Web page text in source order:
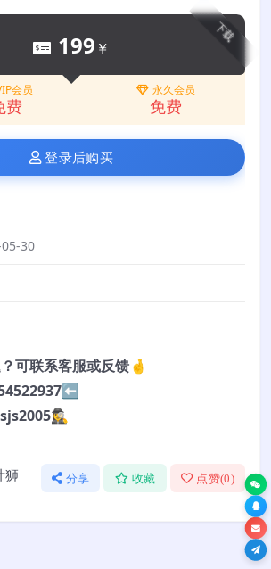
下载
199 ￥
会员
费
永久会员
免费
登录后购买
30
可联系客服或反馈🤞
狮
分享 收藏 点赞(0)